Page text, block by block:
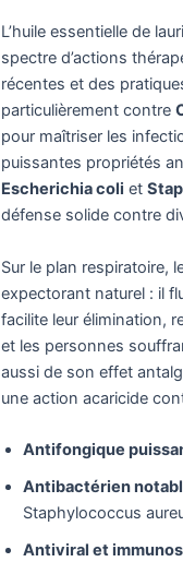
L’huile essentielle de
spectre d’actions
récentes et des
particulièrement contre
pour maîtriser les
puissantes propriétés
Escherichia coli et
défense solide contre
Sur le plan respiratoire,
expectorant naturel : il
facilite leur élimination,
et les personnes
aussi de son effet
une action acaricide
Antifongique
Antibactérien
Staphylococcus
Antiviral et